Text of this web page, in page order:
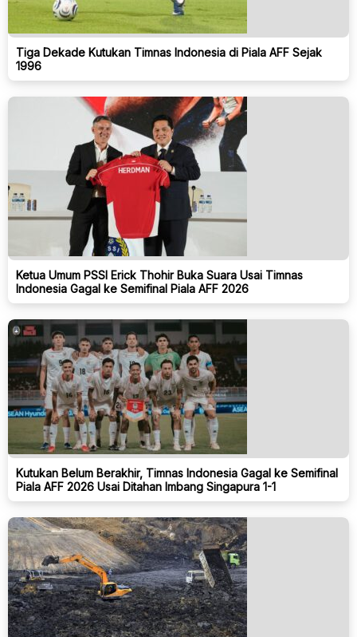
Tiga Dekade Kutukan Timnas Indonesia di Piala AFF Sejak
1996
Ketua Umum PSSI Erick Thohir Buka Suara Usai Timnas
Indonesia Gagal ke Semifinal Piala AFF 2026
Kutukan Belum Berakhir, Timnas Indonesia Gagal ke Semifinal
Piala AFF 2026 Usai Ditahan Imbang Singapura 1-1